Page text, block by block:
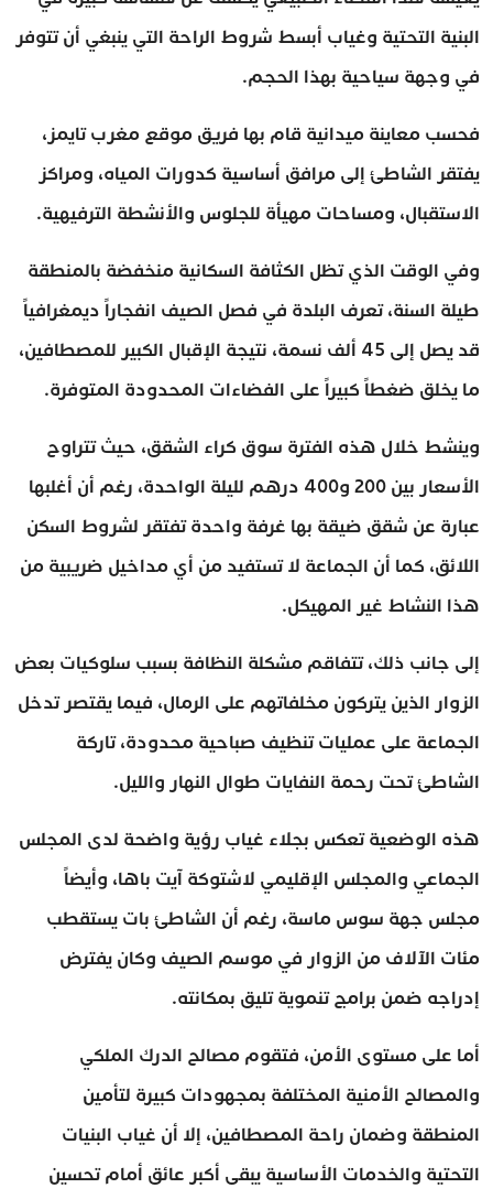
البنية التحتية وغياب أبسط شروط الراحة التي ينبغي أن تتوفر
في وجهة سياحية بهذا الحجم.
فحسب معاينة ميدانية قام بها فريق موقع مغرب تايمز،
يفتقر الشاطئ إلى مرافق أساسية كدورات المياه، ومراكز
الاستقبال، ومساحات مهيأة للجلوس والأنشطة الترفيهية.
وفي الوقت الذي تظل الكثافة السكانية منخفضة بالمنطقة
طيلة السنة، تعرف البلدة في فصل الصيف انفجاراً ديمغرافياً
قد يصل إلى 45 ألف نسمة، نتيجة الإقبال الكبير للمصطافين،
ما يخلق ضغطاً كبيراً على الفضاءات المحدودة المتوفرة.
وينشط خلال هذه الفترة سوق كراء الشقق، حيث تتراوح
الأسعار بين 200 و400 درهم لليلة الواحدة، رغم أن أغلبها
عبارة عن شقق ضيقة بها غرفة واحدة تفتقر لشروط السكن
اللائق، كما أن الجماعة لا تستفيد من أي مداخيل ضريبية من
هذا النشاط غير المهيكل.
إلى جانب ذلك، تتفاقم مشكلة النظافة بسبب سلوكيات بعض
الزوار الذين يتركون مخلفاتهم على الرمال، فيما يقتصر تدخل
الجماعة على عمليات تنظيف صباحية محدودة، تاركة
الشاطئ تحت رحمة النفايات طوال النهار والليل.
هذه الوضعية تعكس بجلاء غياب رؤية واضحة لدى المجلس
الجماعي والمجلس الإقليمي لاشتوكة آيت باها، وأيضاً
مجلس جهة سوس ماسة، رغم أن الشاطئ بات يستقطب
مئات الآلاف من الزوار في موسم الصيف وكان يفترض
إدراجه ضمن برامج تنموية تليق بمكانته.
أما على مستوى الأمن، فتقوم مصالح الدرك الملكي
والمصالح الأمنية المختلفة بمجهودات كبيرة لتأمين
المنطقة وضمان راحة المصطافين، إلا أن غياب البنيات
التحتية والخدمات الأساسية يبقى أكبر عائق أمام تحسين